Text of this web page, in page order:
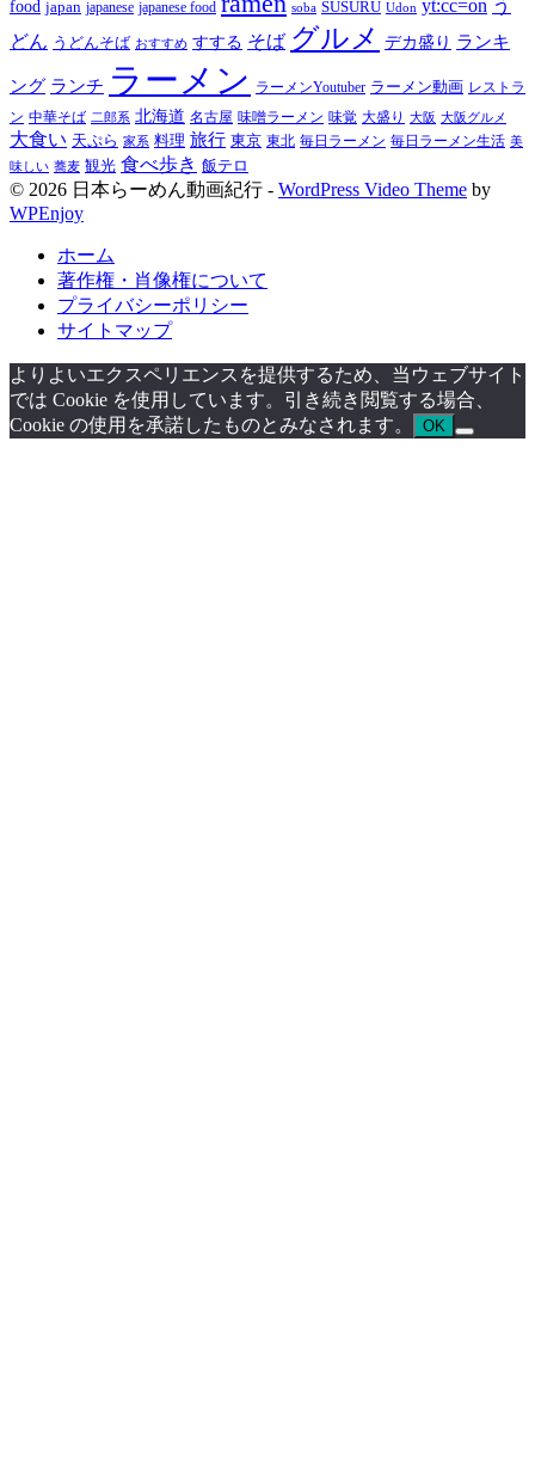
food japan japanese japanese food soba SUSURU Udon yt:cc=on う
どん うどんそば おすすめ すする そば グルメ デカ盛り ランキ
ング ランチ ラーメン ラーメンYoutuber ラーメン動画 レストラ
ン 中華そば 二郎系 北海道 名古屋 味噌ラーメン 味覚 大盛り 大阪 大阪グルメ
大食い 天ぷら 家系 料理 旅行 東京 東北 毎日ラーメン 毎日ラーメン生活 美
味しい 蕎麦 観光 食べ歩き 飯テロ
© 2026 日本らーめん動画紀行 - WordPress Video Theme by
WPEnjoy
ホーム
著作権・肖像権について
プライバシーポリシー
サイトマップ
よりよいエクスペリエンスを提供するため、当ウェブサイト
では Cookie を使用しています。引き続き閲覧する場合、
Cookie の使用を承諾したものとみなされます。
OK